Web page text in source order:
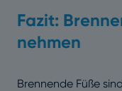
Fazit:
nehmen
Brennende Füße